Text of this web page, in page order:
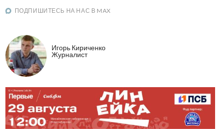
ПОДПИШИТЕСЬ НА НАС В MAX
Игорь Кириченко
Журналист